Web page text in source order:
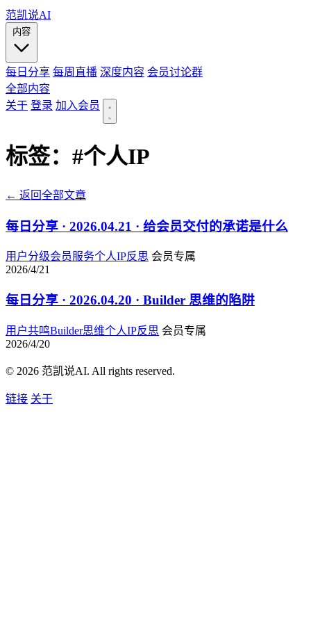
范凯说AI
每日分享 每周直播 深度内容 会员讨论群
全部内容
关于 登录 加入会员
标签： #个人IP
← 返回全部文章
每日分享 · 2026.04.21 · 给会员交付的承诺是什么
用户分级会员服务个人IP反思 会员专属
2026/4/21
每日分享 · 2026.04.20 · Builder 思维的陷阱
用户共鸣Builder思维个人IP反思 会员专属
2026/4/20
© 2026 范凯说AI. All rights reserved.
链接 关于